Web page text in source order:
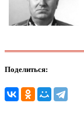
Поделиться: